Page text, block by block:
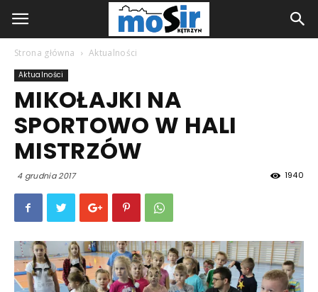
Strona główna Aktualności
Aktualności
MIKOŁAJKI NA
SPORTOWO W HALI
MISTRZÓW
4 grudnia 2017 1940